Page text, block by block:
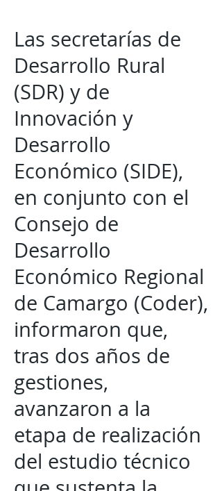
Las secretarías de
Desarrollo Rural
(SDR) y de
Innovación y
Desarrollo
Económico (SIDE),
en conjunto con el
Consejo de
Desarrollo
Económico Regional
de Camargo (Coder),
informaron que,
tras dos años de
gestiones,
avanzaron a la
etapa de realización
del estudio técnico